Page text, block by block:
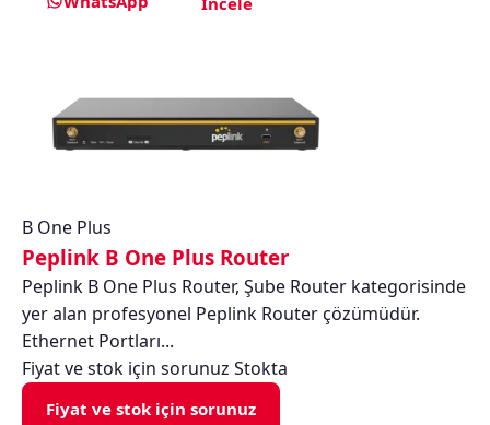
B One Plus
Peplink B One Plus Router
Peplink B One Plus Router, Şube Router kategorisinde
yer alan profesyonel Peplink Router çözümüdür.
Ethernet Portları...
Fiyat ve stok için sorunuz Stokta
Fiyat ve stok için sorunuz